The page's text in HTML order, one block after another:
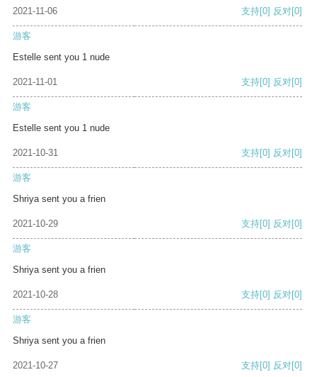
2021-11-06 支持[0] 反对[0]
游客
Estelle sent you 1 nude
2021-11-01 支持[0] 反对[0]
游客
Estelle sent you 1 nude
2021-10-31 支持[0] 反对[0]
游客
Shriya sent you a frien
2021-10-29 支持[0] 反对[0]
游客
Shriya sent you a frien
2021-10-28 支持[0] 反对[0]
游客
Shriya sent you a frien
2021-10-27 支持[0] 反对[0]